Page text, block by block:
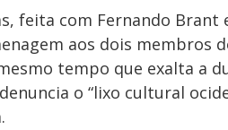
feita com Fernando
aos dois membros
tempo que exalta a
o “lixo cultural